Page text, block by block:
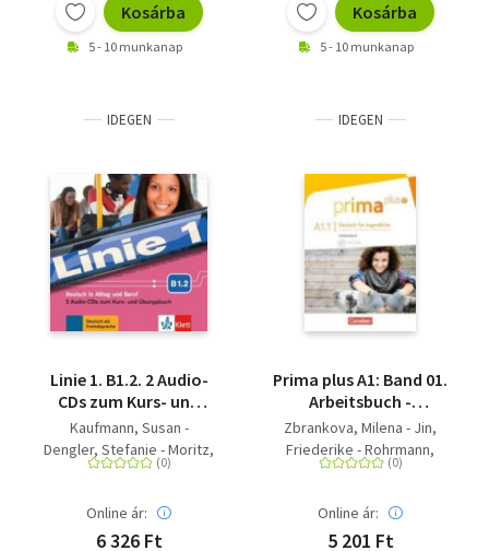
Kosárba
5 - 10 munkanap
Kosárba
5 - 10 munkanap
IDEGEN
Linie 1. B1.2. 2 Audio-
CDs zum Kurs- und
Übungsbuch - Deutsch
in Alltag und Beruf
Kaufmann, Susan -
Dengler, Stefanie - Moritz,
Ulrike - Rohrmann, Lutz -
Ludwig - Rusch, Paul -
Sonntag, Ralf
Online ár:
6 326 Ft
IDEGEN
Prima plus A1: Band 01.
Arbeitsbuch -
Arbeitsbuch - Mit
interaktiven Übungen
online
Zbrankova, Milena - Jin,
Friederike - Rohrmann,
Lutz
Online ár:
5 201 Ft